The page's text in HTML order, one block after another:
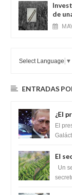
de
Select Language ▼
ENTRADAS
¿El
El
El
Un